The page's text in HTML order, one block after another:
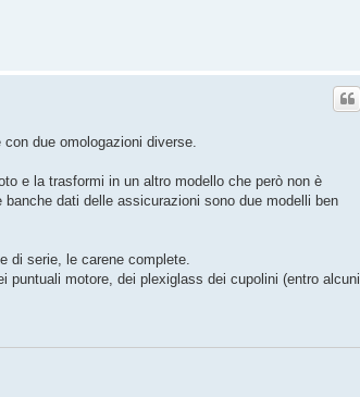
due omologazioni diverse.
e la trasformi in un altro modello che però non è
dati delle assicurazioni sono due modelli ben
di serie, le carene complete.
motore, dei plexiglass dei cupolini (entro alcuni